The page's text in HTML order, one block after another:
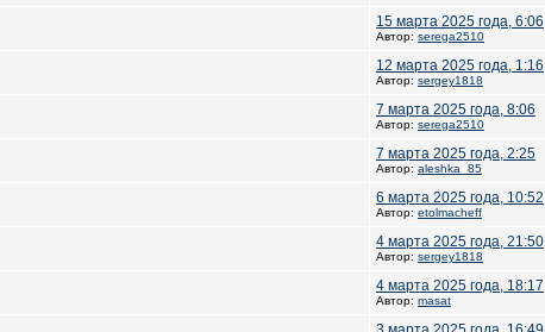
15 марта 2025 года, 6:06
Автор: serega2510
12 марта 2025 года, 1:16
Автор: sergey1818
7 марта 2025 года, 8:06
Автор: serega2510
7 марта 2025 года, 2:25
Автор: aleshka_85
6 марта 2025 года, 10:52
Автор: etolmacheff
4 марта 2025 года, 21:50
Автор: sergey1818
4 марта 2025 года, 18:17
Автор: masat